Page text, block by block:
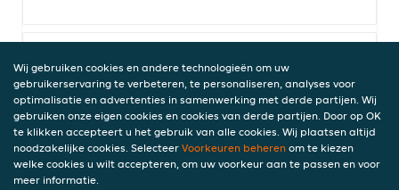
Kippenboutjes schotel
Schotel geserveerd met kippenboutjes,
groenten, frieten en saus naar keuze
€ 13,50
incl. statiegeld (€ 0,00)
Wij gebruiken cookies en andere technologieën om uw
gebruikerservaring te verbeteren, te personaliseren, analyses voor
optimalisatie en advertenties in samenwerking met derde partijen. Wij
gebruiken onze eigen cookies en cookies van derde partijen. Door op OK
te klikken accepteert u het gebruik van alle cookies. Wij plaatsen altijd
noodzakelijke cookies. Selecteer Voorkeuren beheren om te kiezen
welke cookies u wilt accepteren, om uw voorkeur aan te passen en voor
meer informatie.